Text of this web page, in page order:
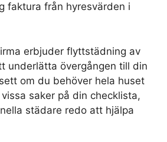
faktura från hyresvärden i
erbjuder flyttstädning av
underlätta övergången till din
om du behöver hela huset
saker på din checklista,
städare redo att hjälpa